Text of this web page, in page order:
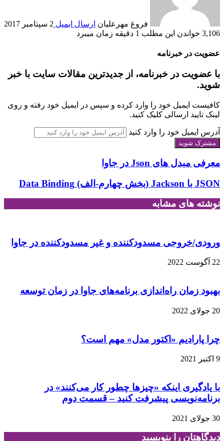
فروغ مهرعلیان ارسال ایمیل 2 سپتامبر 2017
3,106 خواندن این مطلب 1 دقیقه زمان می‎برد
عضویت در خبرنامه
با عضویت در خبرنامه، از جدیدترین مقالات سایت با خبر
شوید.
کافیست ایمیل خود را وارد کرده و سپس در ایمیل خود رفته و روی
لینک تایید ارسالی کلیک کنید.
آدرس ایمیل خود را وارد کنید
معرفی مبدل های Json در جاوا
JSON با Jackson (بخش چهارم-الف) Data Binding
نوشته های مشابه
ورودی/خروجی مسدودکننده و غیر مسدودکننده در جاوا
22 آگوست 2022
بهبود زمان راه‌اندازی برنامه‌های جاوا در زمان توسعه
20 جولای 2022
چرا پارادیم «اکتور مدل» مهم است؟
9 اکتبر 2021
با یادگیری اینکه «چیزها چطور کار می‌کنند» در
برنامه‌نویسی پیشرفت کنید – قسمت دوم
30 جولای 2021
دیدگاهتان را بنویسید